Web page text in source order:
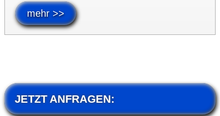
mehr >>
JETZT ANFRAGEN: